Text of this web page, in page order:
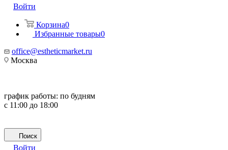
Войти
Корзина0
Избранные товары0
office@estheticmarket.ru
Москва
график работы: по будням
с 11:00 до 18:00
Поиск
Войти